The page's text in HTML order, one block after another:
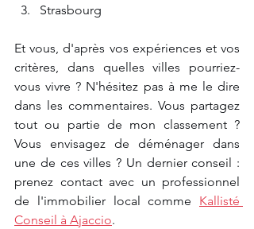
Strasbourg
Et vous, d'après vos expériences et vos
critères, dans quelles villes pourriez-
vous vivre ? N'hésitez pas à me le dire
dans les commentaires. Vous partagez
tout ou partie de mon classement ?
Vous envisagez de déménager dans
une de ces villes ? Un dernier conseil :
prenez contact avec un professionnel
de l'immobilier local comme Kallisté
Conseil à Ajaccio.